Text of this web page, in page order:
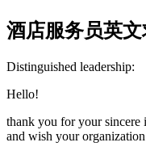
酒店服务员英
Distinguished leadership:
Hello!
thank you for your sincere
and wish your